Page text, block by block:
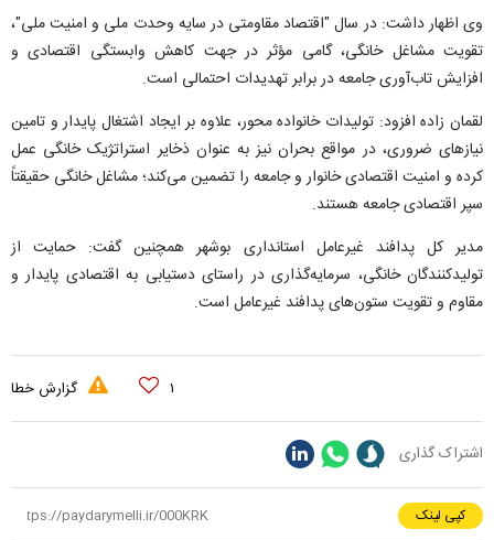
وی اظهار داشت: در سال "اقتصاد مقاومتی در سایه وحدت ملی و امنیت ملی"،
تقویت مشاغل خانگی، گامی مؤثر در جهت کاهش وابستگی اقتصادی و
افزایش تاب‌آوری جامعه در برابر تهدیدات احتمالی است.
لقمان زاده افزود: تولیدات خانواده محور، علاوه بر ایجاد اشتغال پایدار و تامین
نیاز‌های ضروری، در مواقع بحران نیز به عنوان ذخایر استراتژیک خانگی عمل
کرده و امنیت اقتصادی خانوار و جامعه را تضمین می‌کند؛ مشاغل خانگی حقیقتاً
سپر اقتصادی جامعه هستند.
مدیر کل پدافند غیرعامل استانداری بوشهر همچنین گفت: حمایت از
تولیدکنندگان خانگی، سرمایه‌گذاری در راستای دستیابی به اقتصادی پایدار و
مقاوم و تقویت ستون‌های پدافند غیرعامل است.
۱ گزارش خطا
اشتراک گذاری
کپی لینک